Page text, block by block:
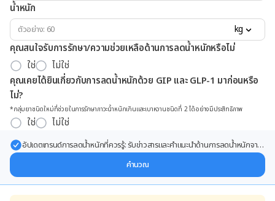
น้ำหนัก
kg
คุณสนใจรับการรักษา/ความช่วยเหลือด้านการลดน้ำหนักหรือไม่
ใช่
ไม่ใช่
คุณเคยได้ยินเกี่ยวกับการลดน้ำหนักด้วย GIP และ GLP-1 มาก่อนหรือ
ไม่?
*กลุ่มยาชนิดใหม่ที่ช่วยในการรักษาภาวะน้ำหนักเกินและเบาหวานชนิดที่ 2 ได้อย่างมีประสิทธิภาพ
ใช่ ไม่ใช่
อัปเดตเทรนด์การลดน้ำหนักที่ควรรู้: รับข่าวสารและคำแนะนำด้านการลดน้ำหนักจาก
คำนวณ